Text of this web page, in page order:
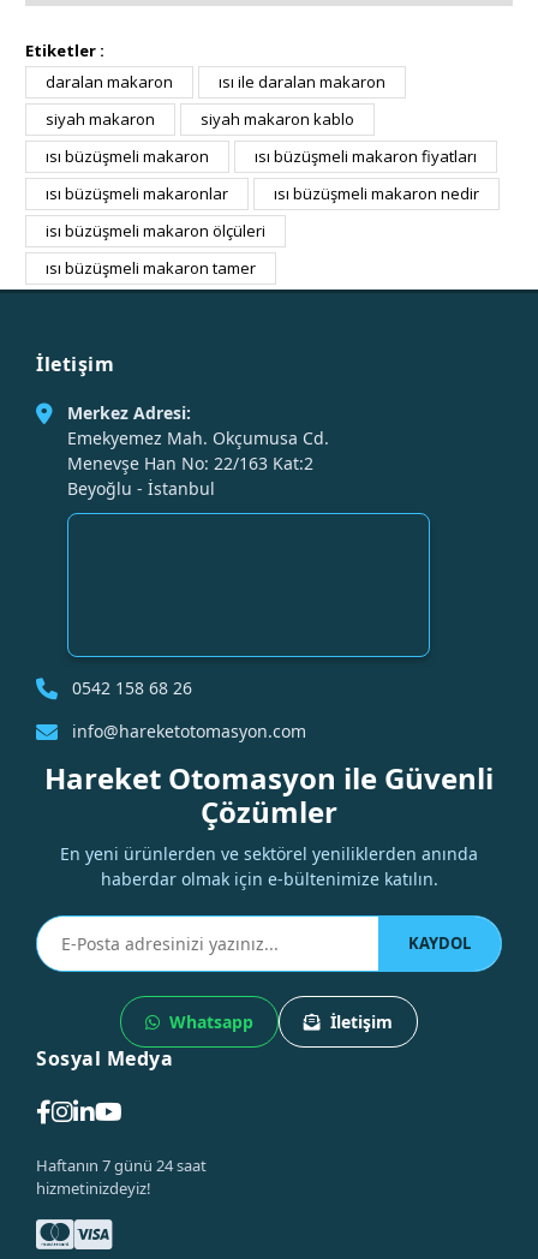
Etiketler :
daralan makaron
ısı ile daralan makaron
siyah makaron
siyah makaron kablo
ısı büzüşmeli makaron
ısı büzüşmeli makaron fiyatları
ısı büzüşmeli makaronlar
ısı büzüşmeli makaron nedir
isı büzüşmeli makaron ölçüleri
ısı büzüşmeli makaron tamer
İletişim
Merkez Adresi:
Emekyemez Mah. Okçumusa Cd.
Menevşe Han No: 22/163 Kat:2
Beyoğlu - İstanbul
0542 158 68 26
info@hareketotomasyon.com
Hareket Otomasyon ile Güvenli
Çözümler
En yeni ürünlerden ve sektörel yeniliklerden anında
haberdar olmak için e-bültenimize katılın.
KAYDOL
Whatsapp İletişim
Sosyal Medya
Haftanın 7 günü 24 saat
hizmetinizdeyiz!